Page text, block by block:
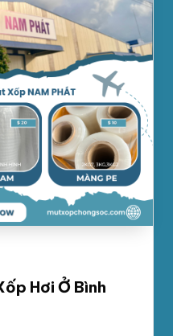
Hơi Ở Bình